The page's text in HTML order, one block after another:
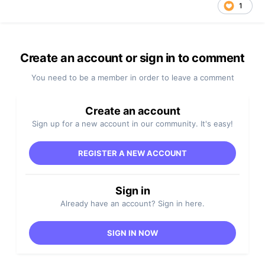
1
Create an account or sign in to comment
You need to be a member in order to leave a comment
Create an account
Sign up for a new account in our community. It's easy!
REGISTER A NEW ACCOUNT
Sign in
Already have an account? Sign in here.
SIGN IN NOW